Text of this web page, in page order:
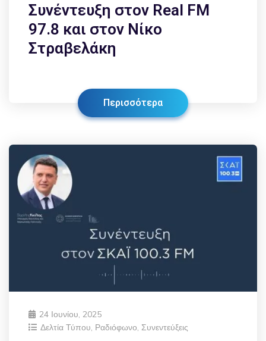
Συνέντευξη στον Real FM
97.8 και στον Νίκο
Στραβελάκη
Περισσότερα
24 Ιουνίου, 2025
Δελτία Τύπου, Ραδιόφωνο, Συνεντεύξεις